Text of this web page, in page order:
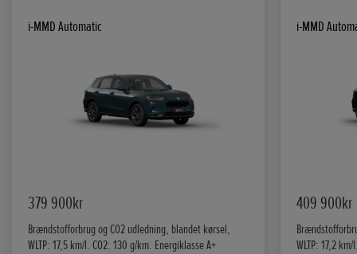
i-MMD Automatic
379 900kr
Brændstofforbrug og CO2 udledning, blandet kørsel,
WLTP: 17,5 km/l. CO2: 130 g/km. Energiklasse A+
i-MMD
409 900kr
WLTP: 17,2